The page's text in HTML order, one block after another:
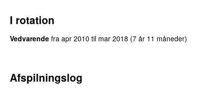
I rotation
Vedvarende fra apr 2010 til mar 2018 (7 år 11 måneder)
Afspilningslog